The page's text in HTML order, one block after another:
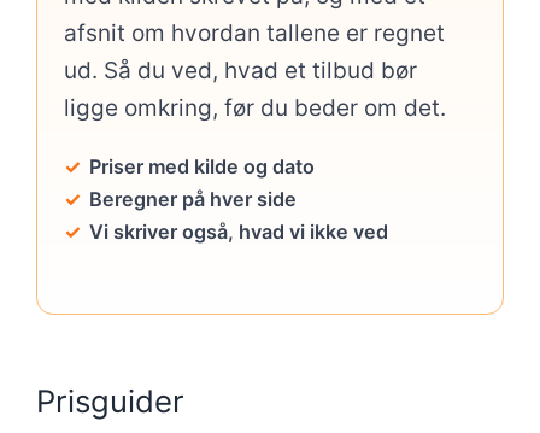
afsnit om hvordan tallene er regnet
ud. Så du ved, hvad et tilbud bør
ligge omkring, før du beder om det.
Priser med kilde og dato
Beregner på hver side
Vi skriver også, hvad vi ikke ved
Prisguider